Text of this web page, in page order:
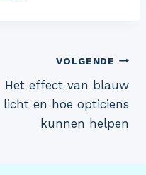
VOLGENDE
Het effect van blauw
licht en hoe opticiens
kunnen helpen